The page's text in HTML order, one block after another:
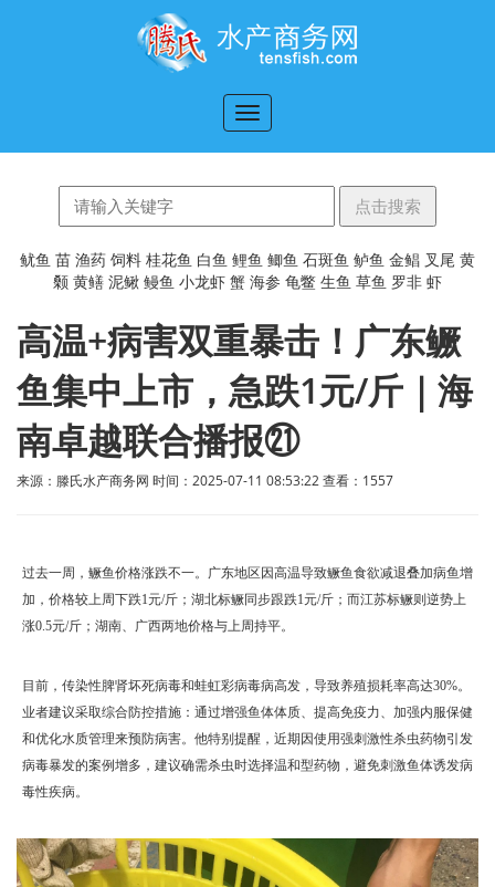
切
换
导
航
鱿鱼 苗 渔药 饲料 桂花鱼 白鱼 鲤鱼 鲫鱼 石斑鱼 鲈鱼 金鲳 叉尾 黄
颡 黄鳝 泥鳅 鳗鱼 小龙虾 蟹 海参 龟鳖 生鱼 草鱼 罗非 虾
高温+病害双重暴击！广东鳜
鱼集中上市，急跌1元/斤｜海
南卓越联合播报㉑
来源：滕氏水产商务网 时间：2025-07-11 08:53:22 查看： 1557
过去一周，鳜鱼价格涨跌不一。广东地区因高温导致鳜鱼食欲减退叠加病鱼增
加，价格较上周下跌1元/斤；湖北标鳜同步跟跌1元/斤；而江苏标鳜则逆势上
涨0.5元/斤；湖南、广西两地价格与上周持平。
目前，传染性脾肾坏死病毒和蛙虹彩病毒病高发，导致养殖损耗率高达30%。
业者建议采取综合防控措施：通过增强鱼体体质、提高免疫力、加强内服保健
和优化水质管理来预防病害。他特别提醒，近期因使用强刺激性杀虫药物引发
病毒暴发的案例增多，建议确需杀虫时选择温和型药物，避免刺激鱼体诱发病
毒性疾病。